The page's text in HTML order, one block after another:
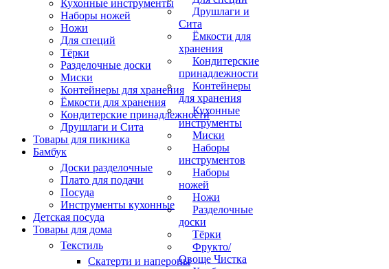
Друшлаги и
Сита
Ёмкости для
хранения
Кондитерские
принадлежности
Контейнеры
для хранения
Кухонные
инструменты
Миски
Наборы
инструментов
Наборы
ножей
Ножи
Разделочные
доски
Тёрки
Фрукто/
Овоще Чистка
Кухонные инструменты
Наборы ножей
Ножи
Для специй
Тёрки
Разделочные доски
Миски
Контейнеры для хранения
Ёмкости для хранения
Кондитерские принадлежности
Друшлаги и Сита
Товары для пикника
Бамбук
Доски разделочные
Плато для подачи
Посуда
Инструменты кухонные
Детская посуда
Товары для дома
Текстиль
Скатерти и напероны